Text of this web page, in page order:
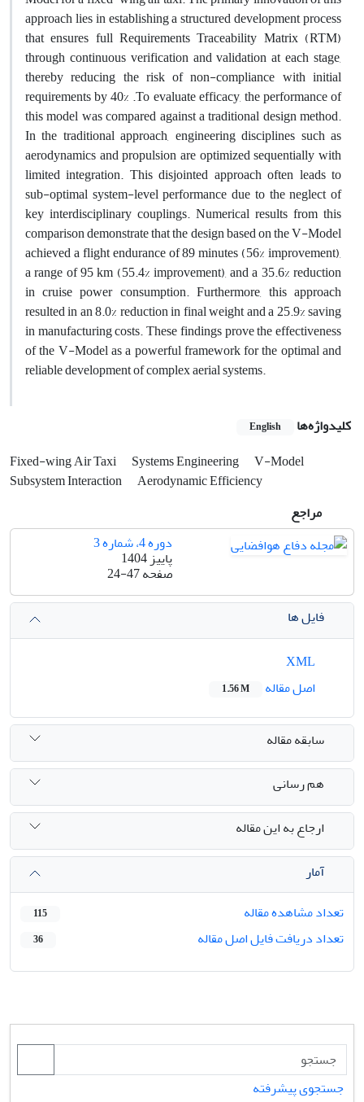
approach lies in establishing a structured development process
that ensures full Requirements Traceability Matrix (RTM)
through continuous verification and validation at each stage,
thereby reducing the risk of non-compliance with initial
requirements by 40% .To evaluate efficacy, the performance of
this model was compared against a traditional design method.
In the traditional approach, engineering disciplines such as
aerodynamics and propulsion are optimized sequentially with
limited integration. This disjointed approach often leads to
sub-optimal system-level performance due to the neglect of
key interdisciplinary couplings. Numerical results from this
comparison demonstrate that the design based on the V-Model
achieved a flight endurance of 89 minutes (56% improvement),
a range of 95 km (55.4% improvement), and a 35.6% reduction
in cruise power consumption. Furthermore, this approach
resulted in an 8.0% reduction in final weight and a 25.9% saving
in manufacturing costs. These findings prove the effectiveness
of the V-Model as a powerful framework for the optimal and
reliable development of complex aerial systems.
کلیدواژه‌ها English
Fixed-wing Air Taxi Systems Engineering
V-Model
Subsystem Interaction
Aerodynamic Efficiency
مراجع
دوره 4، شماره 3
پاییز 1404
صفحه24-47
فایل ها
اصل مقاله
1.56 M
سابقه مقاله
هم رسانی
ارجاع به این مقاله
آمار
تعداد مشاهده مقاله
115
تعداد دریافت فایل اصل مقاله 36
جستجوی پیشرفته